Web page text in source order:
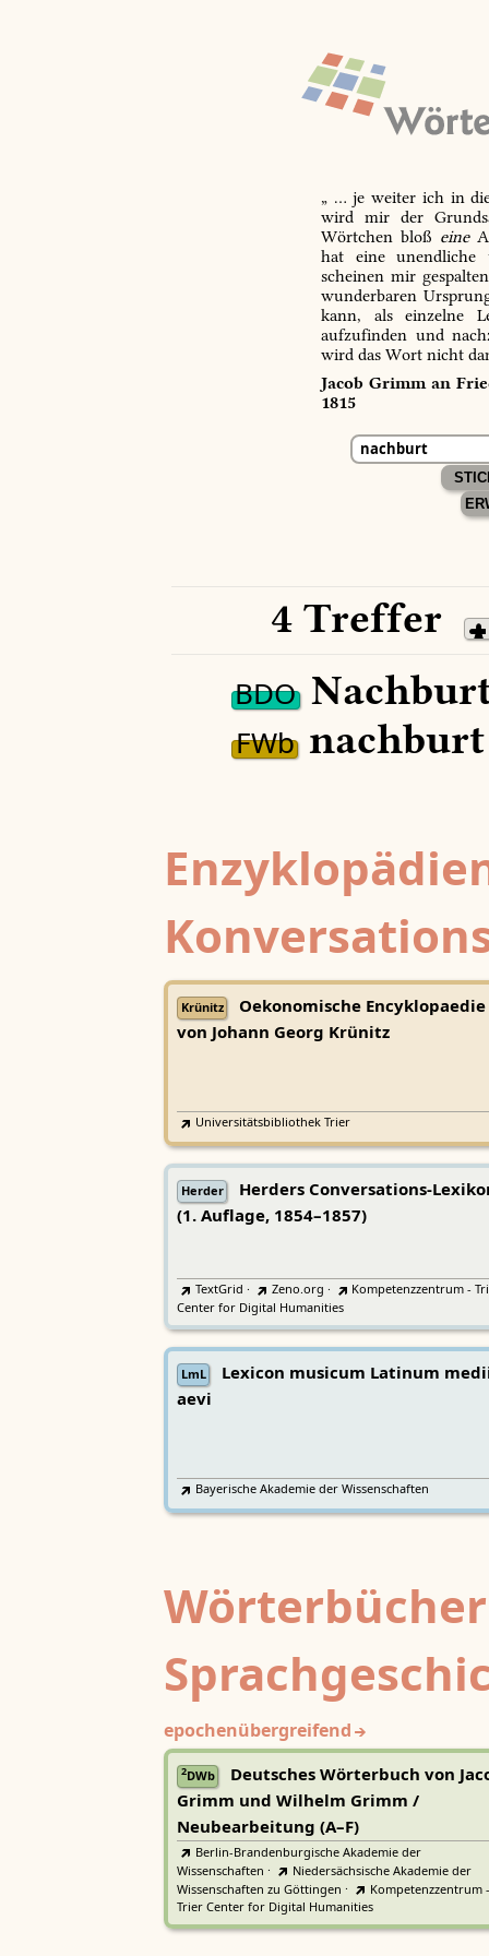
„ … je weiter ich in
wird mir der
Wörtchen bloß eine
hat eine unendliche
scheinen mir
wunderbaren
kann, als einzelne
aufzufinden und
wird das Wort nicht
Jacob Grimm an
1815
4 Treffer
BDO
FWbnachburt
Krünitz
Oekonomische Encyklopaedie
von Johann Georg Krünitz
Universitätsbibliothek Trier
Herder
Herders Conversations-
(1. Auflage, 1854–1857)
TextGrid · Zeno.org ·
Kompetenzzentrum -
Center for Digital Humanities
LmL
Lexicon musicum Latinum
aevi
Bayerische Akademie der Wissenschaften
epochenübergreifend
2DWb
Deutsches Wörterbuch von
Grimm und Wilhelm Grimm /
Neubearbeitung (A–F)
Berlin-Brandenburgische Akademie der
Wissenschaften ·
Niedersächsische Akademie der
Wissenschaften zu Göttingen ·
Kompetenzzentrum -
Trier Center for Digital Humanities